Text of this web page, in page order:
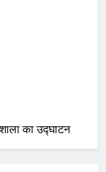
का उद्घाटन